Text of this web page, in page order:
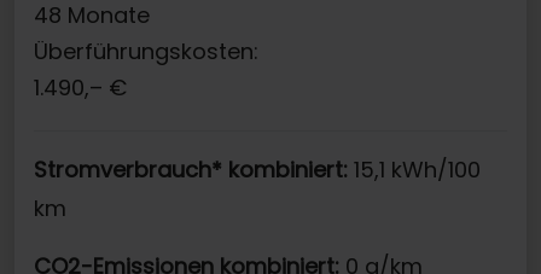
48 Monate
Überführungskosten:
1.490,– €
Stromverbrauch* kombiniert: 15,1 kWh/100
km
CO2-Emissionen kombiniert: 0 g/km